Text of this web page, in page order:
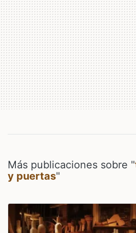
Más publicaciones sobre "
y puertas"